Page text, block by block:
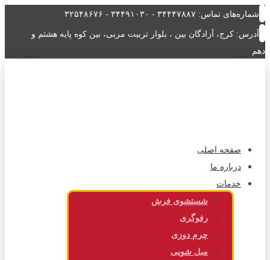
شماره‌های تماس: ۳۴۴۴۷۸۸۷ - ۳۴۴۹۱۰۳۰ - ۳۲۵۴۸۶۷۶
آدرس: کرج، آزادگان بین ، بلوار تربیت مربی، بین کوه پایه هشتم و
دهم
صفحه اصلی
درباره ما
خدمات
شستشوی فرش
رفوگری
چرم دوزی
مبل شویی